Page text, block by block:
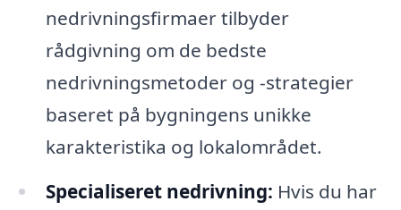
nedrivningsfirmaer tilbyder
rådgivning om de bedste
nedrivningsmetoder og -strategier
baseret på bygningens unikke
karakteristika og lokalområdet.
Specialiseret nedrivning: Hvis du har